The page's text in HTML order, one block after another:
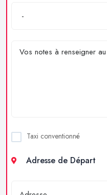
Taxi conventionné
Adresse de Départ